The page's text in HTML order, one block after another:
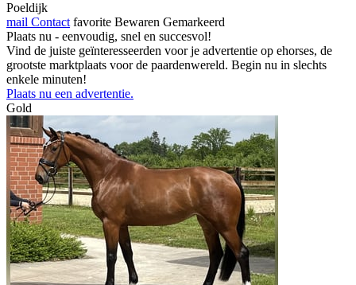
Poeldijk
mail Contact favorite Bewaren Gemarkeerd
Plaats nu - eenvoudig, snel en succesvol!
Vind de juiste geïnteresseerden voor je advertentie op ehorses, de
grootste marktplaats voor de paardenwereld. Begin nu in slechts
enkele minuten!
Plaats nu een advertentie.
Gold